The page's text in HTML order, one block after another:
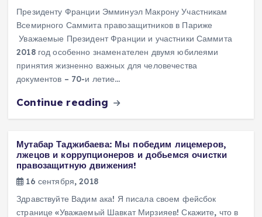
Президенту Франции Эмминуэл Макрону Участникам
Всемирного Саммита правозащитников в Париже
Уважаемые Президент Франции и участники Саммита
2018 год особенно знаменателен двумя юбилеями
принятия жизненно важных для человечества
документов – 70-и летие…
Continue reading
Мутабар Таджибаева: Мы победим лицемеров,
лжецов и коррупционеров и добьемся очистки
правозащитную движения!
16 сентября, 2018
Здравствуйте Вадим ака! Я писала своем фейсбок
странице «Уважаемый Шавкат Мирзияев! Скажите, что в